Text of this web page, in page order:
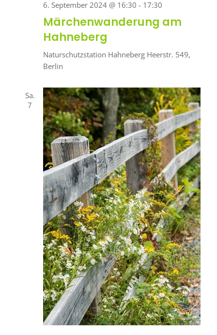
6. September 2024 @ 16:30 - 17:30
Märchenwanderung am
Hahneberg
Naturschutzstation Hahneberg Heerstr. 549,
Berlin
Sa.
7